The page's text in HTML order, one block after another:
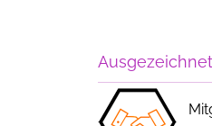
Ausgezeichnet